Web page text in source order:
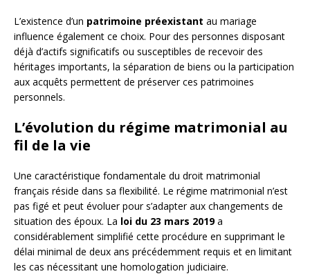
L’existence d’un patrimoine préexistant au mariage
influence également ce choix. Pour des personnes disposant
déjà d’actifs significatifs ou susceptibles de recevoir des
héritages importants, la séparation de biens ou la participation
aux acquêts permettent de préserver ces patrimoines
personnels.
L’évolution du régime matrimonial au
fil de la vie
Une caractéristique fondamentale du droit matrimonial
français réside dans sa flexibilité. Le régime matrimonial n’est
pas figé et peut évoluer pour s’adapter aux changements de
situation des époux. La loi du 23 mars 2019a
considérablement simplifié cette procédure en supprimant le
délai minimal de deux ans précédemment requis et en limitant
les cas nécessitant une homologation judiciaire.